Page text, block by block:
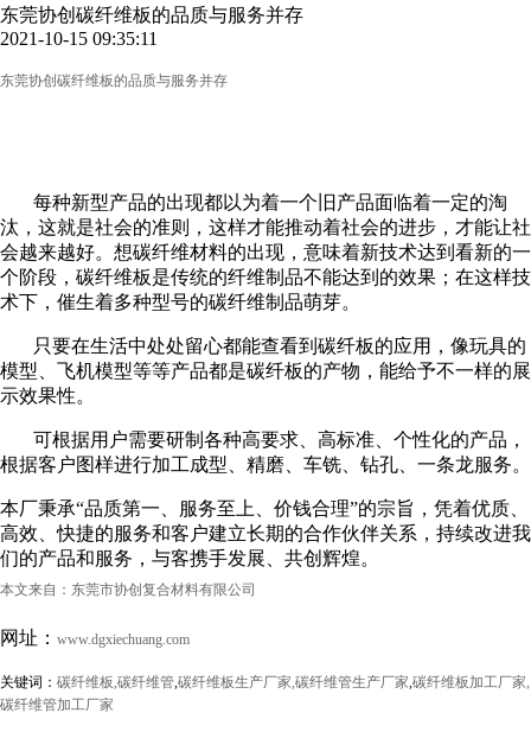
东莞协创碳纤维板的品质与服务并存
2021-10-15 09:35:11
东莞协创 碳纤维板的品质与服务并存
每种新型产品的出现都以为着一个旧产品面临着一定的淘
汰，这就是社会的准则，这样才能推动着社会的进步，才能让社
会越来越好。想碳纤维材料的出现，意味着新技术达到看新的一
个阶段，碳纤维板是传统的纤维制品不能达到的效果；在这样技
术下，催生着多种型号的碳纤维制品萌芽。
只要在生活中处处留心都能查看到碳纤板的应用，像玩具的
模型、飞机模型等等产品都是碳纤板的产物，能给予不一样的展
示效果性。
可根据用户需要研制各种高要求、高标准、个性化的产品，
根据客户图样进行加工成型、精磨、车铣、钻孔、一条龙服务。
本厂秉承“品质第一、服务至上、价钱合理”的宗旨，凭着优质、
高效、快捷的服务和客户建立长期的合作伙伴关系，持续改进我
们的产品和服务，与客携手发展、共创辉煌。
本文来自： 东莞市协创复合材料有限公司
网址： www.dgxiechuang.com
关键词： 碳纤维板,碳纤维管,碳纤维板生产厂家,碳纤维管生产厂家,碳纤维板加工厂家,
碳纤维管加工厂家